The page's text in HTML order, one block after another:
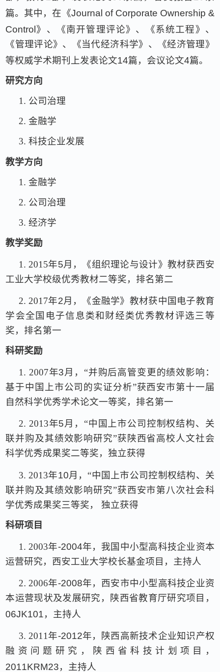
篇。其中，在《Journal of Corporate Ownership &
Control 》、《南开管理评论》、《系统工程》、
《管理评论》、《当代经济科学》、《经济管理》
等权威学术期刊上发表论文14篇，会议论文4篇。
研究方向
1. 公司治理
2. 金融学
3. 科技企业发展
教学方向
1. 金融学
2. 公司治理
3. 经济学
教学奖励
1. 2015年5月，《组织理论与设计》教材获西安
工业大学校级优秀教材二等奖，排名第二
2. 2017年2月，《金融学》教材获中国电子教育
学会全国电子信息类和财经类优秀教材评选三等
奖，排名第一
科研奖励
1. 2007年3月，“并购后高管变更的绩效影响：
基于中国上市公司的实证分析”获西安市第十一届
自然科学优秀学术论文一等奖，排名第一
2. 2013年5月，“中国上市公司控制权结构、关
联并购及其绩效影响研究”获陕西省高校人文社会
科学优秀成果奖二等奖，独立获得
3. 2013年10月，“中国上市公司控制权结构、关
联并购及其绩效影响研究”获西安市第八次社会科
学优秀成果奖三等奖， 独立获得
科研项目
1. 2003年-2004年，我国中小型高科技企业资本
运营研究，西安工业大学校长基金项目，主持人
2. 2006年-2008年，西安市中小型高科技企业资
本运营现状及发展研究，陕西省教育厅研究项目，
06JK101，主持人
3. 2011 年-2012年，陕西高新技术企业知识产权
融资问题研究，陕西省科技计划项目，
2011KRM23，主持人